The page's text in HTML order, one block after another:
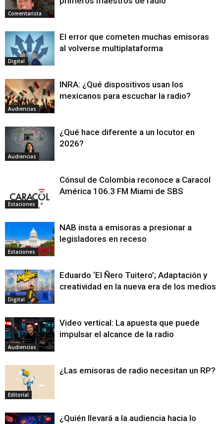
Comentarista
Digital
El error que cometen muchas emisoras
al volverse multiplataforma
Audiencias
INRA: ¿Qué dispositivos usan los
mexicanos para escuchar la radio?
Audiencias
¿Qué hace diferente a un locutor en
2026?
Estaciones
Cónsul de Colombia reconoce a Caracol
América 106.3 FM Miami de SBS
Estaciones
NAB insta a emisoras a presionar a
legisladores en receso
Digital
Eduardo ‘El Ñero Tuitero’; Adaptación y
creatividad en la nueva era de los medios
Audiencias
Video vertical: La apuesta que puede
impulsar el alcance de la radio
Editorial
¿Las emisoras de radio necesitan un RP?
¿Quién llevará a la audiencia hacia lo